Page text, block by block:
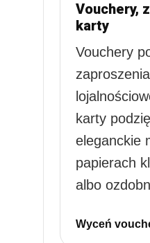
Vouchery,
karty
Vouchery
karty
eleganckie
papierach
albo
Wyceń